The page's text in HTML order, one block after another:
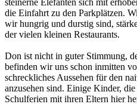
steinerne Elefanten sich mit
die Einfahrt zu den Parkplätzen.
wir hungrig und durstig sind,
der vielen kleinen Restaurants.
Don ist nicht in guter Stimmung,
befinden wir uns schon inmitten
schreckliches Aussehen für den
anzusehen sind. Einige Kinder,
Schulferien mit ihren Eltern hier